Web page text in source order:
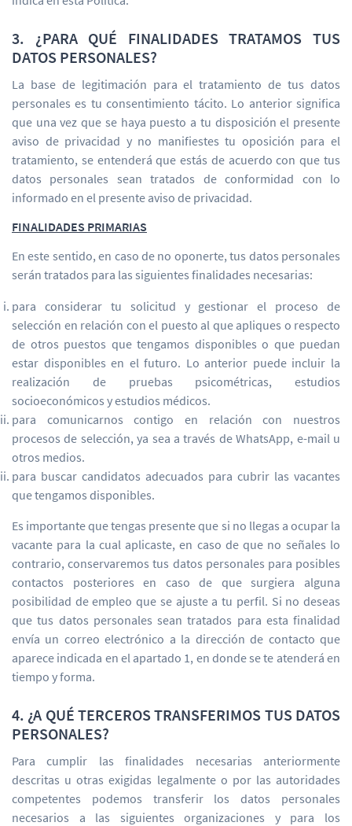
3. ¿PARA QUÉ FINALIDADES TRATAMOS TUS
DATOS PERSONALES?
La base de legitimación para el tratamiento de tus datos
personales es tu consentimiento tácito. Lo anterior significa
que una vez que se haya puesto a tu disposición el presente
aviso de privacidad y no manifiestes tu oposición para el
tratamiento, se entenderá que estás de acuerdo con que tus
datos personales sean tratados de conformidad con lo
informado en el presente aviso de privacidad.
FINALIDADES PRIMARIAS
En este sentido, en caso de no oponerte, tus datos personales
serán tratados para las siguientes finalidades necesarias:
para considerar tu solicitud y gestionar el proceso de
selección en relación con el puesto al que apliques o respecto
de otros puestos que tengamos disponibles o que puedan
estar disponibles en el futuro. Lo anterior puede incluir la
realización de pruebas psicométricas, estudios
socioeconómicos y estudios médicos.
para comunicarnos contigo en relación con nuestros
procesos de selección, ya sea a través de WhatsApp, e-mail u
otros medios.
para buscar candidatos adecuados para cubrir las vacantes
que tengamos disponibles.
Es importante que tengas presente que si no llegas a ocupar la
vacante para la cual aplicaste, en caso de que no señales lo
contrario, conservaremos tus datos personales para posibles
contactos posteriores en caso de que surgiera alguna
posibilidad de empleo que se ajuste a tu perfil. Si no deseas
que tus datos personales sean tratados para esta finalidad
envía un correo electrónico a la dirección de contacto que
aparece indicada en el apartado 1, en donde se te atenderá en
tiempo y forma.
4. ¿A QUÉ TERCEROS TRANSFERIMOS TUS DATOS
PERSONALES?
Para cumplir las finalidades necesarias anteriormente
descritas u otras exigidas legalmente o por las autoridades
competentes podemos transferir los datos personales
necesarios a las siguientes organizaciones y para los